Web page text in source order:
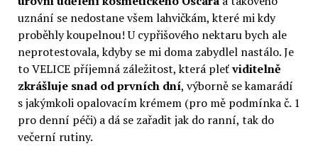
uznání se nedostane všem lahvičkám, které mi kdy
proběhly koupelnou! U cypřišového nektaru bych ale
neprotestovala, kdyby se mi doma zabydlel nastálo. Je
to VELICE příjemná záležitost, která pleťviditelně
zkrášluje snad od prvních dní, výborně se kamarádí
s jakýmkoli opalovacím krémem (pro mě podmínka č. 1
pro denní péči) a dá se zařadit jak do ranní, tak do
večerní rutiny.